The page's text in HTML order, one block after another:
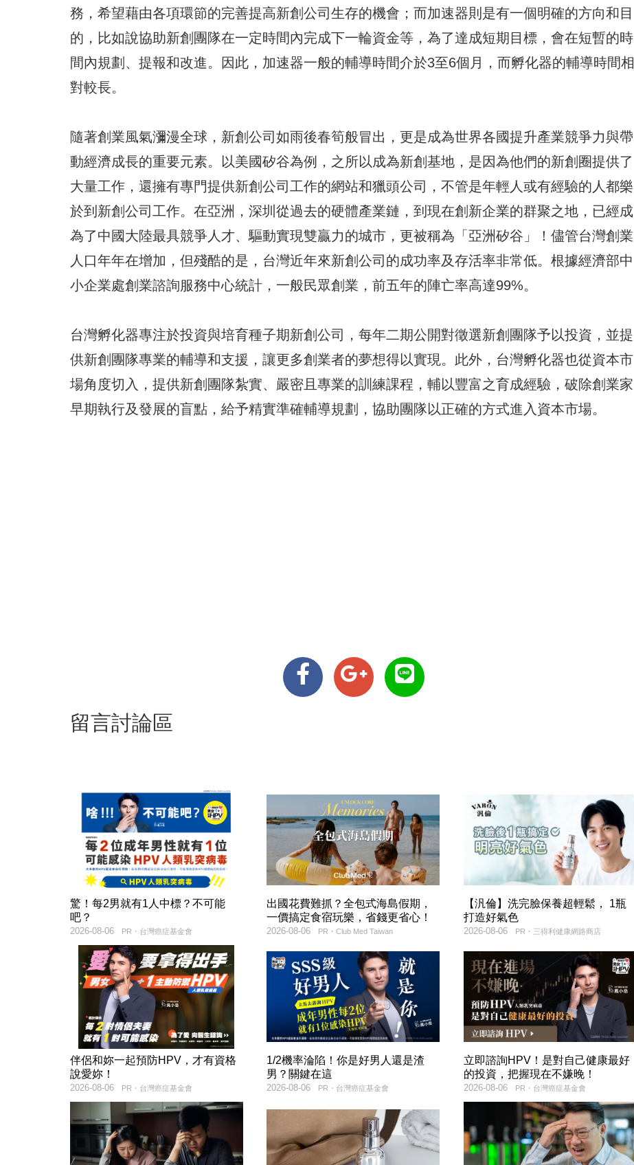
務，希望藉由各項環節的完善提高新創公司生存的機會；而加速器則是有一個明確的方向和目
的，比如說協助新創團隊在一定時間內完成下一輪資金等，為了達成短期目標，會在短暫的時
間內規劃、提報和改進。因此，加速器一般的輔導時間介於3至6個月，而孵化器的輔導時間相
對較長。
隨著創業風氣瀰漫全球，新創公司如雨後春筍般冒出，更是成為世界各國提升產業競爭力與帶
動經濟成長的重要元素。以美國矽谷為例，之所以成為新創基地，是因為他們的新創圈提供了
大量工作，還擁有專門提供新創公司工作的網站和獵頭公司，不管是年輕人或有經驗的人都樂
於到新創公司工作。在亞洲，深圳從過去的硬體產業鏈，到現在創新企業的群聚之地，已經成
為了中國大陸最具競爭人才、驅動實現雙贏力的城市，更被稱為「亞洲矽谷」！儘管台灣創業
人口年年在增加，但殘酷的是，台灣近年來新創公司的成功率及存活率非常低。根據經濟部中
小企業處創業諮詢服務中心統計，一般民眾創業，前五年的陣亡率高達99%。
台灣孵化器專注於投資與培育種子期新創公司，每年二期公開對徵選新創團隊予以投資，並提
供新創團隊專業的輔導和支援，讓更多創業者的夢想得以實現。此外，台灣孵化器也從資本市
場角度切入，提供新創團隊紮實、嚴密且專業的訓練課程，輔以豐富之育成經驗，破除創業家
早期執行及發展的盲點，給予精實準確輔導規劃，協助團隊以正確的方式進入資本市場。
留言討論區
驚！每2男就有1人中標？不可能
吧？
PR・台灣癌症基金會
2026-08-06
出國花費難抓？全包式海島假期，
一價搞定食宿玩樂，省錢更省心！
PR・Club Med Taiwan
2026-08-06
【汎倫】洗完臉保養超輕鬆， 1瓶
打造好氣色
PR・三得利健康網路商店
2026-08-06
伴侶和妳一起預防HPV，才有資格
說愛妳！
PR・台灣癌症基金會
2026-08-06
1/2機率淪陷！你是好男人還是渣
男？關鍵在這
PR・台灣癌症基金會
2026-08-06
立即諮詢HPV！是對自己健康最好
的投資，把握現在不嫌晚！
PR・台灣癌症基金會
2026-08-06